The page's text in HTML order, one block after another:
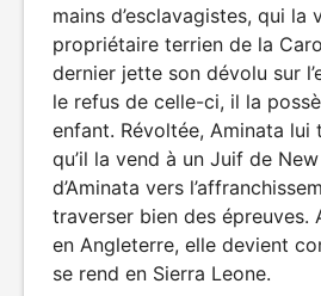
mains d’esclavagistes, qui la
propriétaire terrien de la
dernier jette son dévolu sur
le refus de celle-ci, il la
enfant. Révoltée, Aminata lui
qu’il la vend à un Juif de New
d’Aminata vers
traverser bien des épreuves.
en Angleterre, elle devient
se rend en Sierra Leone.